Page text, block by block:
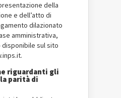
della
e dell’atto di
dilazionato
amministrativa,
sul sito
riguardanti gli
parità di